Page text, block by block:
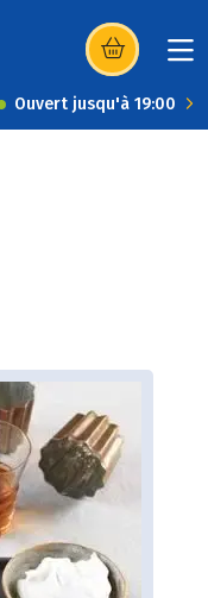
(s’ouvre dans
Ouvert jusqu'à 19:00